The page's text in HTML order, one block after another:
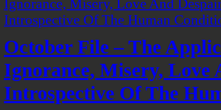
October File – The
Ignorance, Misery, Love
Introspective Of The